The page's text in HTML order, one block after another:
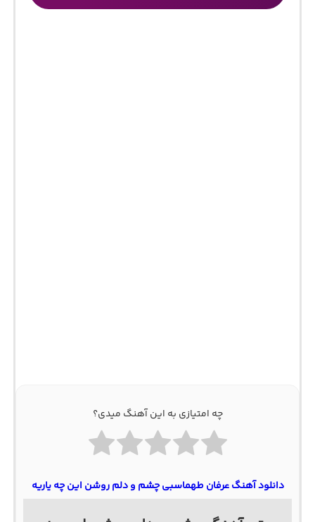
چه امتیازی به این آهنگ میدی؟
دانلود آهنگ عرفان طهماسبی چشم و دلم روشن این چه یاریه